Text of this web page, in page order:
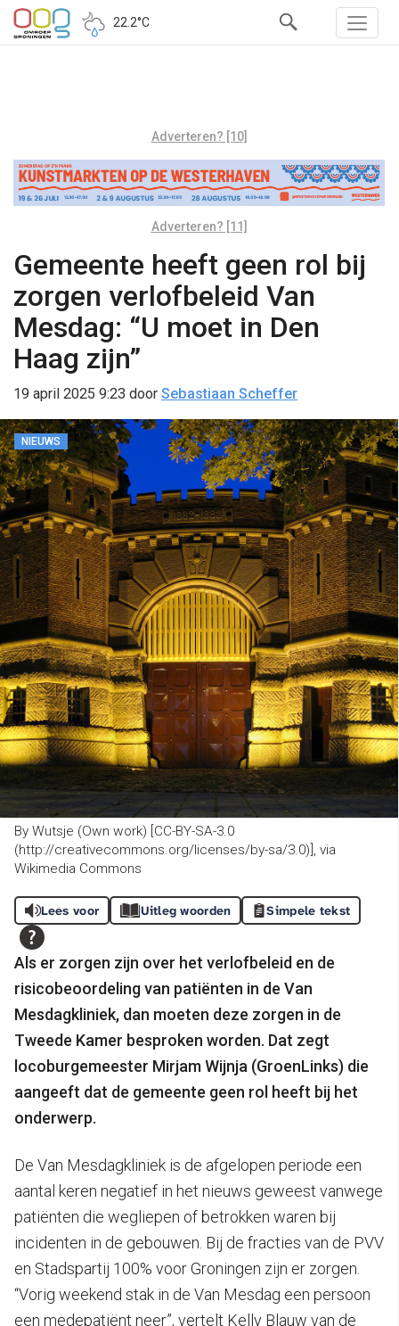
22.2°C
Adverteren? [10]
Adverteren? [11]
Gemeente heeft geen rol bij
zorgen verlofbeleid Van
Mesdag: “U moet in Den
Haag zijn”
19 april 2025 9:23 door Sebastiaan Scheffer
NIEUWS
By Wutsje (Own work) [CC-BY-SA-3.0
(http://creativecommons.org/licenses/by-sa/3.0)], via
Wikimedia Commons
Lees voor Uitleg woorden Simpele tekst
Als er zorgen zijn over het verlofbeleid en de
risicobeoordeling van patiënten in de Van
Mesdagkliniek, dan moeten deze zorgen in de
Tweede Kamer besproken worden. Dat zegt
locoburgemeester Mirjam Wijnja (GroenLinks) die
aangeeft dat de gemeente geen rol heeft bij het
onderwerp.
De Van Mesdagkliniek is de afgelopen periode een
aantal keren negatief in het nieuws geweest vanwege
patiënten die wegliepen of betrokken waren bij
incidenten in de gebouwen. Bij de fracties van de PVV
en Stadspartij 100% voor Groningen zijn er zorgen.
“Vorig weekend stak in de Van Mesdag een persoon
een medepatiënt neer”, vertelt Kelly Blauw van de